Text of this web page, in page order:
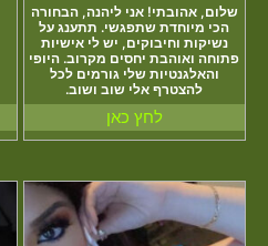
שלום, אהובתי! אני ליהנה, הבחורה
הכי מיוחדת שתפגשי. תתענג על
נשיקות וחיבוקים, יש לי אישיות
פתוחה ואוהבת יחסים מקרוב. היופי
והאלגנטיות שלי גורמים לכל
להצטרף אלי שוב ושוב.
לחץ כאן